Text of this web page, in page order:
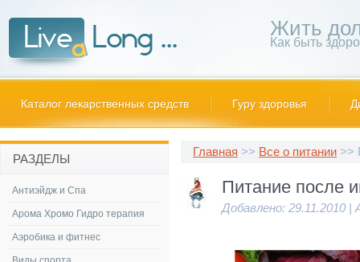
Жить
Как быть
Каталог лекарственных средств Гуру здоровья
Главная >> Все о питании >>
Питание после
Добавлено: 29.11.2010
РАЗДЕЛЫ
Антиэйдж и Спа
Арома Хромо Гидро терапия
Аэробика и фитнес